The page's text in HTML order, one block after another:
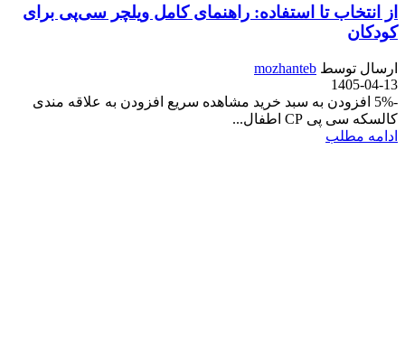
از انتخاب تا استفاده: راهنمای کامل ویلچر سی‌پی برای
کودکان
ارسال توسط mozhanteb
1405-04-13
-5% افزودن به سبد خرید مشاهده سریع افزودن به علاقه مندی
کالسکه سی پی CP اطفال...
ادامه مطلب